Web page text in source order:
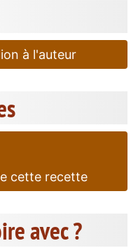
à l'auteur
cette recette
avec ?